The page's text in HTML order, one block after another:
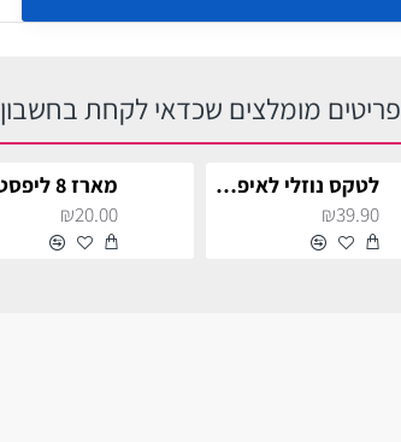
פריטים מומלצים שכדאי לקחת בחשבון
לטקס נוזלי לאיפור צלקות
₪39.90
₪20.00